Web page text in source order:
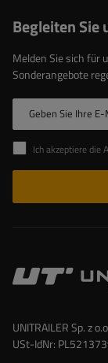
Begleiten Sie
Melden Sie sich für
Sonderangebote
Geben Sie Ihre
Ich akzeptiere die AGB und
UNITRAILER Sp. z
USt-IdNr: